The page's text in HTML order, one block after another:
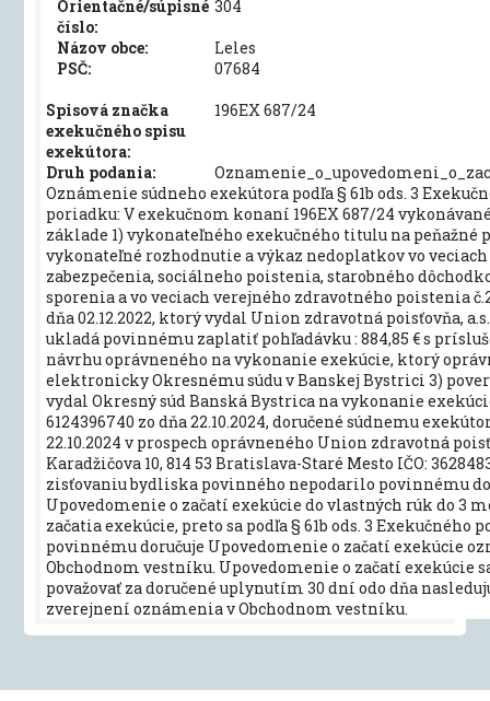
Orientačné/súpisné
číslo:
304
Názov obce:
Leles
PSČ:
07684
Spisová značka
exekučného spisu
exekútora:
196EX 687/24
Druh podania:
Oznámenie súdneho exekútora podľa § 61b ods. 3
poriadku: V exekučnom konaní 196EX 687/24
základe 1) vykonateľného exekučného titulu na peňažné
vykonateľné rozhodnutie a výkaz nedoplatkov vo
zabezpečenia, sociálneho poistenia, starobného
sporenia a vo veciach verejného zdravotného poistenia
dňa 02.12.2022, ktorý vydal Union zdravotná poisťovňa,
ukladá povinnému zaplatiť pohľadávku : 884,85 € s
návrhu oprávneného na vykonanie exekúcie, ktorý
elektronicky Okresnému súdu v Banskej Bystrici 3)
vydal Okresný súd Banská Bystrica na vykonanie
6124396740 zo dňa 22.10.2024, doručené súdnemu
22.10.2024 v prospech oprávneného Union zdravotná
Karadžičova 10, 814 53 Bratislava-Staré Mesto IČO:
zisťovaniu bydliska povinného nepodarilo povinnému
Upovedomenie o začatí exekúcie do vlastných rúk do 3
začatia exekúcie, preto sa podľa § 61b ods. 3 Exekučného
povinnému doručuje Upovedomenie o začatí exekúcie
Obchodnom vestníku. Upovedomenie o začatí exekúcie
považovať za doručené uplynutím 30 dní odo dňa
zverejnení oznámenia v Obchodnom vestníku.